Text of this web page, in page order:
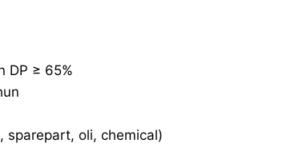
DP ≥ 65%
sparepart, oli, chemical)